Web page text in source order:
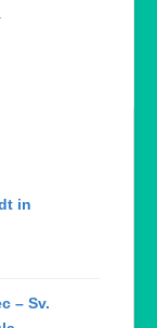
in
– Sv.